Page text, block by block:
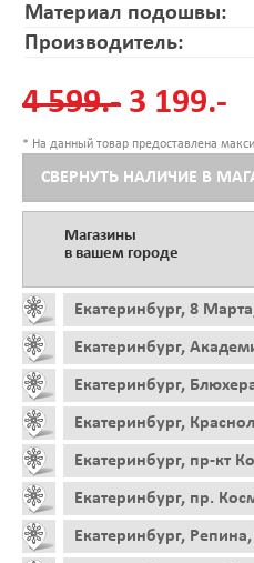
Материал подошвы:
Производитель:
4 599.- 3 199.-
* На данный товар предоставлена
СВЕРНУТЬ НАЛИЧИЕ В
Магазины
в вашем городе
Екатеринбург, 8
Екатеринбург,
Екатеринбург,
Екатеринбург,
Екатеринбург, пр-кт
Екатеринбург, пр.
Екатеринбург,